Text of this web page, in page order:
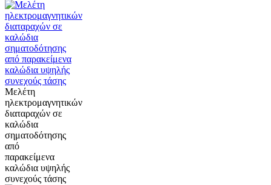
Μελέτη
ηλεκτρομαγνητικών
διαταραχών σε
καλώδια
σηματοδότησης
από
παρακείμενα
καλώδια υψηλής
συνεχούς τάσης